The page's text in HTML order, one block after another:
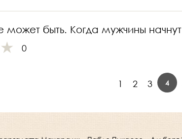
может быть. Когда мужчины
0
1 2 3 4